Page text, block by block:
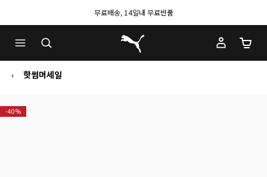
무료배송, 14일내 무료반품
푸마 홈
장바
핫썸머세일
-40%